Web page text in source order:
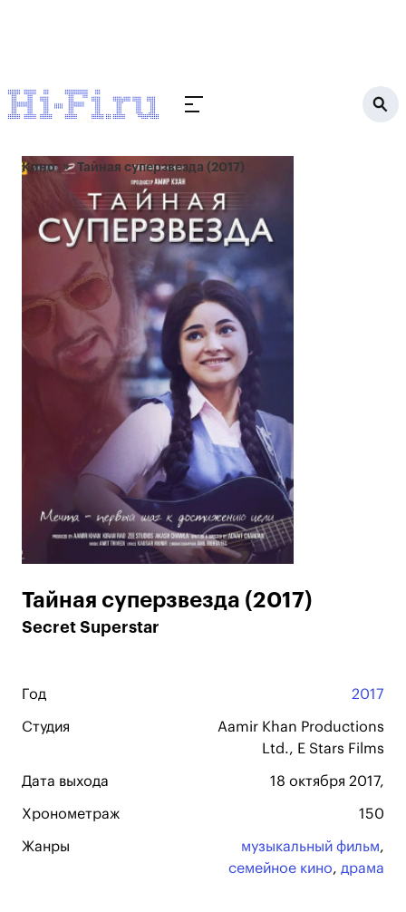
Кино Тайная суперзвезда (2017)
Тайная суперзвезда (2017)
Secret Superstar
Год 2017
Студия
Aamir Khan Productions
Ltd., E Stars Films
Дата выхода 18 октября 2017,
Хронометраж 150
Жанры музыкальный фильм,
семейное кино, драма